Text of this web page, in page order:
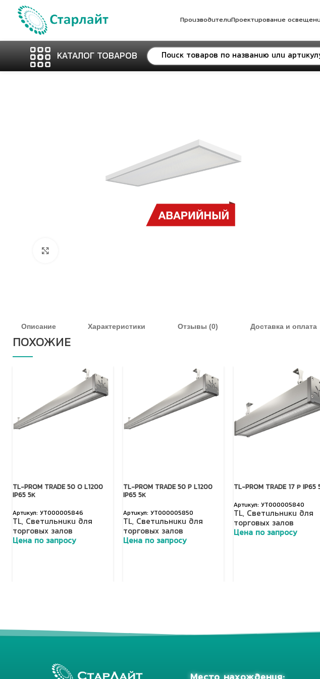
ПроизводителиПроектирование
КАТАЛОГ ТОВАРОВ
Описание Характеристики Отзывы (0) Доставка и оплата
ПОХОЖИЕ
TL-PROM TRADE 50 O L1200
IP65 5К
УТ000005846
TL, Светильники для
торговых залов
Цена по запросу
TL-PROM TRADE 50 P L1200
IP65 5К
УТ000005850
TL, Светильники для
торговых залов
Цена по запросу
TL-PROM TRADE 17 Р IP65
УТ000005840
TL, Светильники для
торговых залов
Цена по запросу